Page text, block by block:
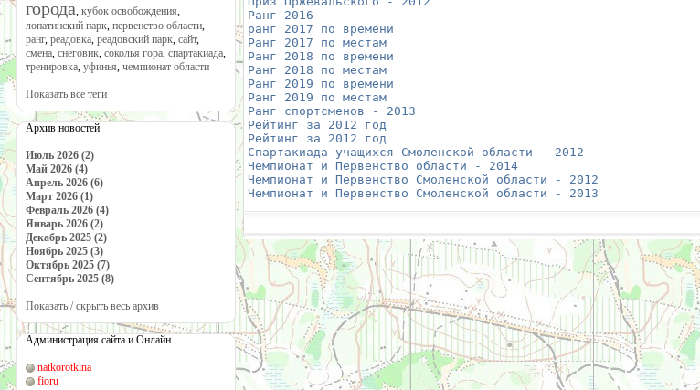
города, кубок освобождения,
лопатинский парк, первенство области,
ранг, реадовка, реадовский парк, сайт,
смена, снеговик, соколья гора, спартакиада,
тренировка, уфинья, чемпионат области
Показать все теги
Архив новостей
Июль 2026 (2)
Май 2026 (4)
Апрель 2026 (6)
Март 2026 (1)
Февраль 2026 (4)
Январь 2026 (2)
Декабрь 2025 (2)
Ноябрь 2025 (3)
Октябрь 2025 (7)
Сентябрь 2025 (8)
Показать / скрыть весь архив
Администрация сайта и Онлайн
natkorotkina
fioru
Ранг 2016
ранг 2017 по времени
Ранг 2017 по местам
Ранг 2018 по времени
Ранг 2018 по местам
Ранг 2019 по времени
Ранг 2019 по местам
Ранг спортсменов - 2013
Рейтинг за 2012 год
Рейтинг за 2012 год
Спартакиада учащихся Смоленской области - 2012
Чемпионат и Первенство области - 2014
Чемпионат и Первенство Смоленской области - 2012
Чемпионат и Первенство Смоленской области - 2013